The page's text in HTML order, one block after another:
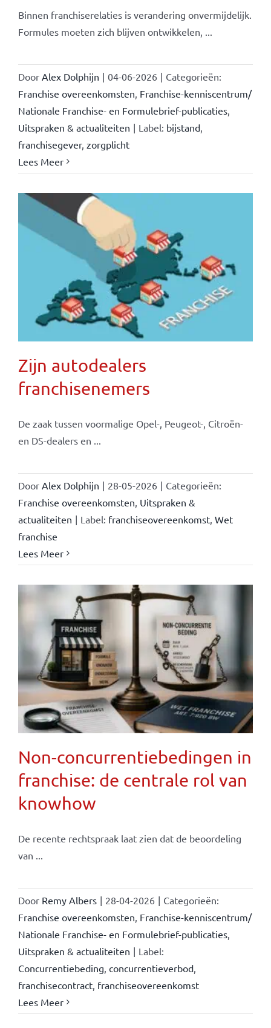
Binnen franchiserelaties is verandering onvermijdelijk.
Formules moeten zich blijven ontwikkelen, ...
Door Alex Dolphijn | 04-06-2026 | Categorieën:
Franchise overeenkomsten Franchise-kenniscentrum/
Nationale Franchise- en Formulebrief-publicaties,
Uitspraken & actualiteiten | Label: bijstand,
franchisegever, zorgplicht
Lees Meer
Zijn autodealers
franchisenemers
De zaak tussen voormalige Opel-, Peugeot-, Citroën-
en DS-dealers en ...
Door Alex Dolphijn | 28-05-2026 | Categorieën:
Franchise overeenkomsten Uitspraken &
actualiteiten | Label: franchiseovereenkomst, Wet
franchise
Lees Meer
Non-concurrentiebedingen in
franchise: de centrale rol van
knowhow
De recente rechtspraak laat zien dat de beoordeling
van ...
Door Remy Albers | 28-04-2026 | Categorieën:
Franchise overeenkomsten Franchise-kenniscentrum/
Nationale Franchise- en Formulebrief-publicaties,
Uitspraken & actualiteiten | Label:
Concurrentiebeding concurrentieverbod,
franchisecontract, franchiseovereenkomst
Lees Meer